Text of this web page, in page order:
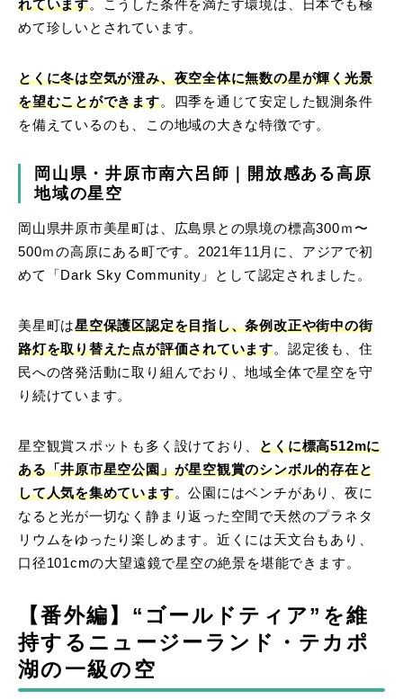
れています。こうした条件を満たす環境は、日本でも極
めて珍しいとされています。
とくに冬は空気が澄み、夜空全体に無数の星が輝く光景
を望むことができます。四季を通じて安定した観測条件
を備えているのも、この地域の大きな特徴です。
岡山県・井原市南六呂師｜開放感ある高原
地域の星空
岡山県井原市美星町は、広島県との県境の標高300ｍ〜
500ｍの高原にある町です。2021年11月に、アジアで初
めて「Dark Sky Community」として認定されました。
美星町は星空保護区認定を目指し、条例改正や街中の街
路灯を取り替えた点が評価されています。認定後も、住
民への啓発活動に取り組んでおり、地域全体で星空を守
り続けています。
星空観賞スポットも多く設けており、とくに標高512mに
ある「井原市星空公園」が星空観賞のシンボル的存在と
して人気を集めています。公園にはベンチがあり、夜に
なると光が一切なく静まり返った空間で天然のプラネタ
リウムをゆったり楽しめます。近くには天文台もあり、
口径101cmの大望遠鏡で星空の絶景を堪能できます。
【番外編】“ゴールドティア”を維
持するニュージーランド・テカポ
湖の一級の空